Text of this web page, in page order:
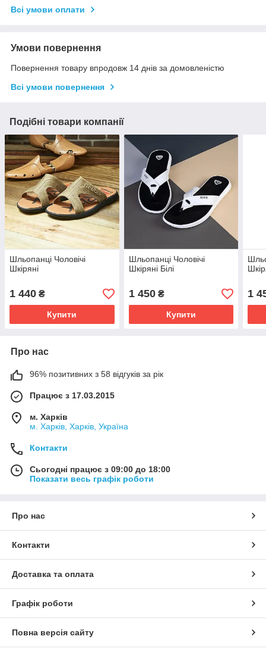
Всі умови оплати
Умови повернення
Повернення товару впродовж 14 днів за домовленістю
Всі умови повернення
Подібні товари компанії
Шльопанці Чоловічі
Шкіряні
1 440 ₴
Купити
Шльопанці Чоловічі
Шкіряні Білі
1 450₴
Купити
1
Про нас
96% позитивних з 58 відгуків за рік
Працює з 17.03.2015
м. Харків
м. Харків, Харків, Україна
Контакти
Сьогодні працює з 09:00 до 18:00
Показати весь графік роботи
Про нас
Контакти
Доставка та оплата
Графік роботи
Повна версія сайту